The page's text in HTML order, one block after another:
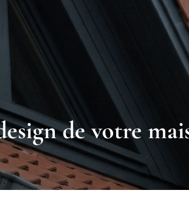
de votre